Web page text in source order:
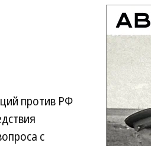
против РФ
с